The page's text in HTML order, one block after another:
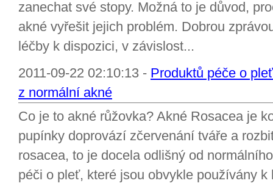
zanechat své stopy. Možná to je důvod,
akné vyřešit jejich problém. Dobrou
léčby k dispozici, v závislost...
2011-09-22 02:10:13 - Produktů péče o
z normální akné
Co je to akné růžovka? Akné Rosacea je
pupínky doprovází zčervenání tváře a
rosacea, to je docela odlišný od
péči o pleť, které jsou obvykle používány